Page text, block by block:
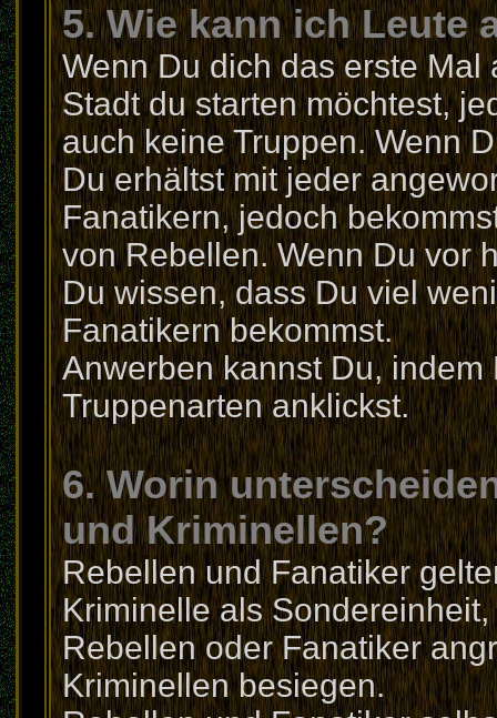
5. Wie kann ich Leute
Wenn Du dich das erste
Stadt du starten möchtest,
auch keine Truppen. Wenn
Du erhältst mit jeder
Fanatikern, jedoch
von Rebellen. Wenn Du vor
Du wissen, dass Du viel
Fanatikern bekommst.
Anwerben kannst Du,
Truppenarten anklickst.
6. Worin
und Kriminellen?
Rebellen und Fanatiker
Kriminelle als
Rebellen oder Fanatiker
Kriminellen besiegen.